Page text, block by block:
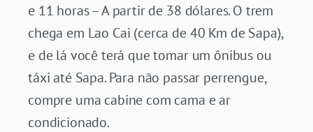
e 11 horas – A partir de 38 dólares. O trem
chega em Lao Cai (cerca de 40 Km de Sapa),
e de lá você terá que tomar um ônibus ou
táxi até Sapa. Para não passar perrengue,
compre uma cabine com cama e ar
condicionado.